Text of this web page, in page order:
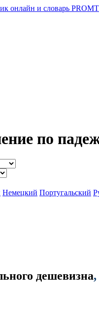
по
Немецкий Португальский
дешевизна